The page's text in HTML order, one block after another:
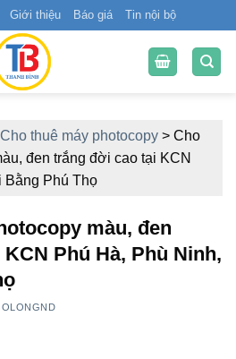
Giới thiệu Báo giá Tin nội bộ
Cho thuê máy photocopy > Cho
đen trắng đời cao tại KCN
Bằng Phú Thọ
màu, đen
Phú Hà, Phù Ninh,